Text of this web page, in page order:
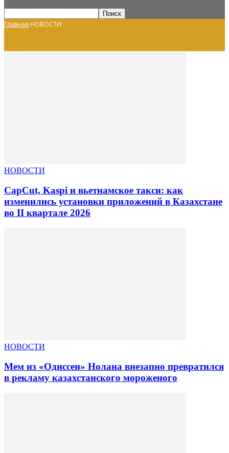
Главная НОВОСТИ
НОВОСТИ
CapCut, Kaspi и вьетнамское такси: как
изменились установки приложений в Казахстане
во II квартале 2026
НОВОСТИ
Мем из «Одиссеи» Нолана внезапно превратился
в рекламу казахстанского мороженого